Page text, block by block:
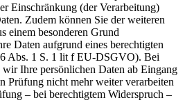
Einschränkung (der Verarbeitung)
Zudem können Sie der weiteren
einem besonderen Grund
Daten aufgrund eines berechtigten
6 Abs. 1 S. 1 lit f EU-DSGVO). Bei
Ihre persönlichen Daten ab Eingang
Prüfung nicht mehr weiter verarbeiten
– bei berechtigtem Widerspruch –